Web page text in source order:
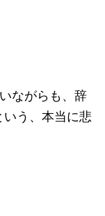
ながらも、辞
う、本当に悲